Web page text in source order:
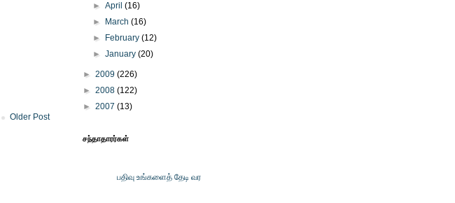
Older Post
►April(16)
►
March(16)
►
February(12)
►January(20)
► 2009 (226)
► 2008 (122)
► 2007 (13)
சந்தாதாரர்கள்
பதிவு உங்களைத் தேடி வர